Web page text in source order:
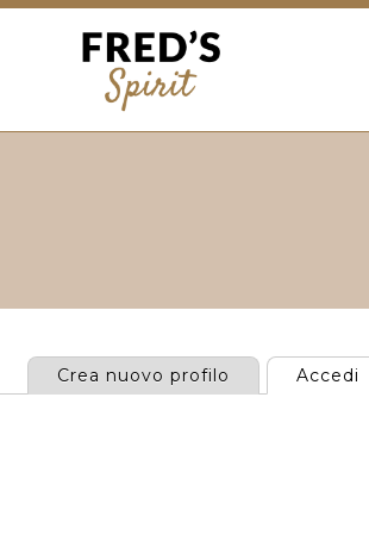
to
top
Schede
Crea nuovo profilo Accedi